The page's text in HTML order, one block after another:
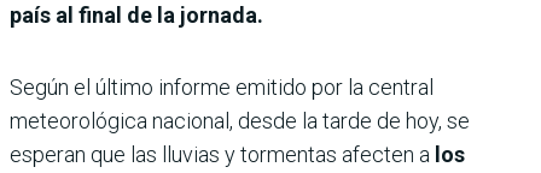
país al final de la jornada.
Según el último informe emitido por la central
meteorológica nacional, desde la tarde de hoy, se
esperan que las lluvias y tormentas afecten a los